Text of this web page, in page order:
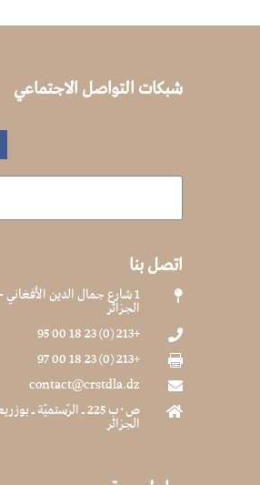
شبكات التواصل الاجتماعي
اتصل بنا
 1 شارع جمال الدين
الجزائر

+213 (0) 23 18 00 95

+213 (0) 23 18 00 97

contact@crstdla.dz

الجزائر